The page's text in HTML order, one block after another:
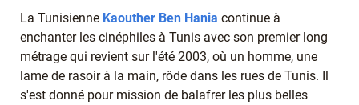
La Tunisienne Kaouther Ben Hania continue à
enchanter les cinéphiles à Tunis avec son premier long
métrage qui revient sur l'été 2003, où un homme, une
lame de rasoir à la main, rôde dans les rues de Tunis. Il
s'est donné pour mission de balafrer les plus belles